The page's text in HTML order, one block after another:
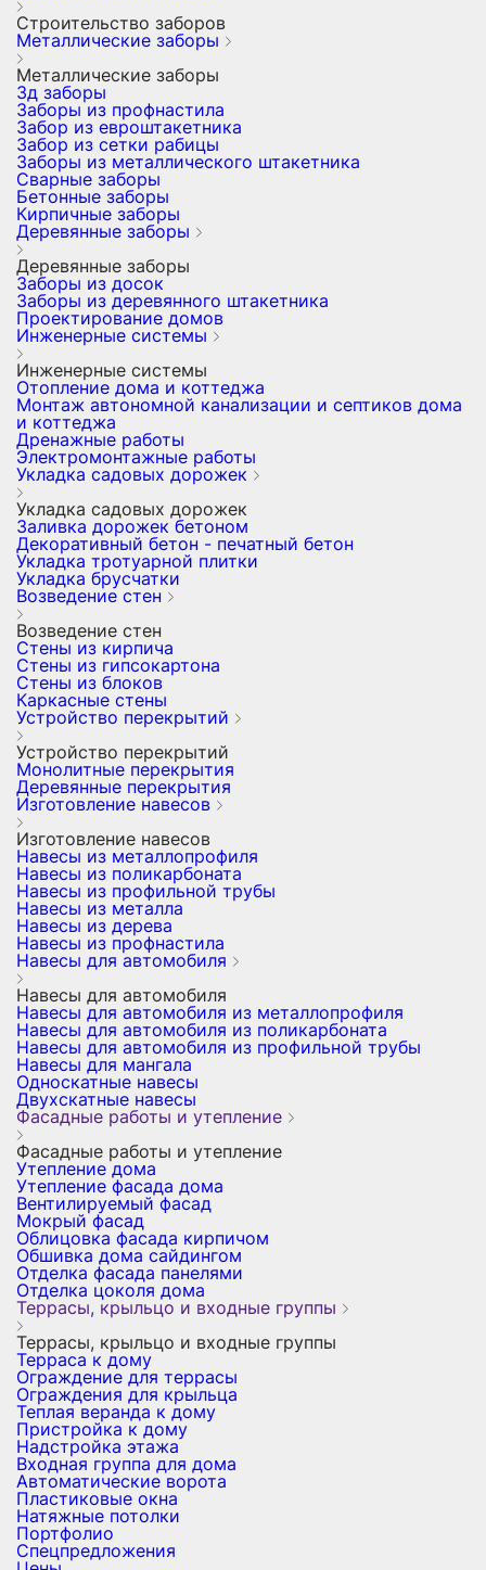
Строительство заборов
Металлические заборы
Металлические заборы
3д заборы
Заборы из профнастила
Забор из евроштакетника
Забор из сетки рабицы
Заборы из металлического штакетника
Сварные заборы
Бетонные заборы
Кирпичные заборы
Деревянные заборы
Деревянные заборы
Заборы из досок
Заборы из деревянного штакетника
Проектирование домов
Инженерные системы
Инженерные системы
Отопление дома и коттеджа
Монтаж автономной канализации и септиков дома
и коттеджа
Дренажные работы
Электромонтажные работы
Укладка садовых дорожек
Укладка садовых дорожек
Заливка дорожек бетоном
Декоративный бетон - печатный бетон
Укладка тротуарной плитки
Укладка брусчатки
Возведение стен
Возведение стен
Стены из кирпича
Стены из гипсокартона
Стены из блоков
Каркасные стены
Устройство перекрытий
Устройство перекрытий
Монолитные перекрытия
Деревянные перекрытия
Изготовление навесов
Изготовление навесов
Навесы из металлопрофиля
Навесы из поликарбоната
Навесы из профильной трубы
Навесы из металла
Навесы из дерева
Навесы из профнастила
Навесы для автомобиля
Навесы для автомобиля
Навесы для автомобиля из металлопрофиля
Навесы для автомобиля из поликарбоната
Навесы для автомобиля из профильной трубы
Навесы для мангала
Односкатные навесы
Двухскатные навесы
Фасадные работы и утепление
Фасадные работы и утепление
Утепление дома
Утепление фасада дома
Вентилируемый фасад
Мокрый фасад
Облицовка фасада кирпичом
Обшивка дома сайдингом
Отделка фасада панелями
Отделка цоколя дома
Террасы, крыльцо и входные группы
Террасы, крыльцо и входные группы
Терраса к дому
Ограждение для террасы
Ограждения для крыльца
Теплая веранда к дому
Пристройка к дому
Надстройка этажа
Входная группа для дома
Автоматические ворота
Пластиковые окна
Натяжные потолки
Портфолио
Спецпредложения